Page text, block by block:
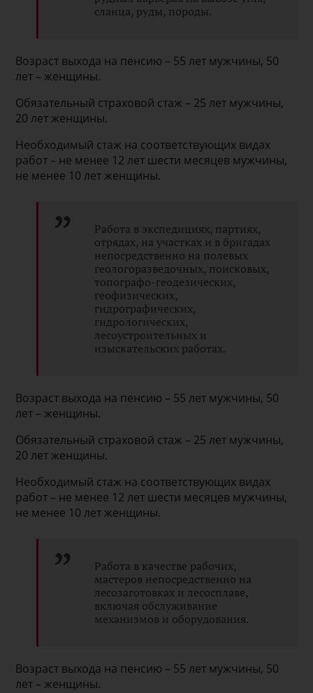
сланца, руды, породы.
Возраст выхода на пенсию – 55 лет мужчины, 50
лет – женщины.
Обязательный страховой стаж – 25 лет мужчины,
20 лет женщины.
Необходимый стаж на соответствующих видах
работ – не менее 12 лет шести месяцев мужчины,
не менее 10 лет женщины.
Работа в экспедициях, партиях,
отрядах, на участках и в бригадах
непосредственно на полевых
геологоразведочных, поисковых,
топографо-геодезических,
геофизических,
гидрографических,
гидрологических,
лесоустроительных и
изыскательских работах.
Возраст выхода на пенсию – 55 лет мужчины, 50
лет – женщины.
Обязательный страховой стаж – 25 лет мужчины,
20 лет женщины.
Необходимый стаж на соответствующих видах
работ – не менее 12 лет шести месяцев мужчины,
не менее 10 лет женщины.
Работа в качестве рабочих,
мастеров непосредственно на
лесозаготовках и лесосплаве,
включая обслуживание
механизмов и оборудования.
Возраст выхода на пенсию – 55 лет мужчины, 50
лет – женщины.